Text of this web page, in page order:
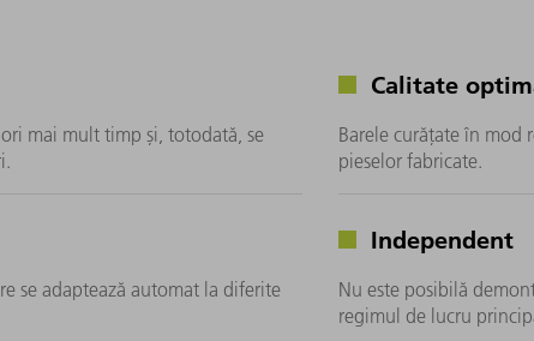
mai mult timp și, totodată, se
Calitate
Barele curățate în mod
pieselor fabricate.
se adaptează automat la diferite
Independent
Nu este posibilă
regimul de lucru